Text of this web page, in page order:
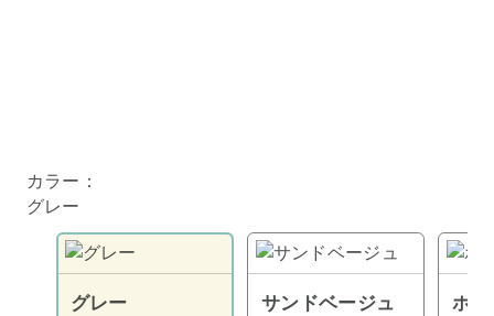
カラー：
グレー
グレー サンドベージュ ホ